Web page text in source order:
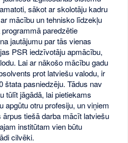
sākot ar skolotāju kadru
mācību un tehnisko līdzekļu
paredzētie
jautājumu par tās vienas
PSR iedzīvotāju apmācību,
Lai ar nākošo mācību gadu
prot latviešu valodu, ir
štata pasniedzēju. Tādus nav
tūlīt jāgādā, lai pietiekams
apgūtu otru profesiju, un viņiem
tiešā darba mācīt latviešu
institūtam vien būtu
cilvēki.